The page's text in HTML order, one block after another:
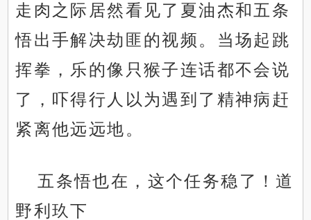
走肉之际居然看见了夏油杰和五条
悟出手解决劫匪的视频。当场起跳
挥拳，乐的像只猴子连话都不会说
了，吓得行人以为遇到了精神病赶
紧离他远远地。
五条悟也在，这个任务稳了！道
野利玖下